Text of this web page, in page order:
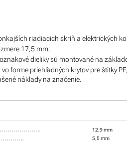
riadiacich skríň a elektrických
17,5 mm.
dieliky sú montované na
forme priehľadných krytov pre štítky PF,
náklady na značenie.
12,9 mm
5,5 mm